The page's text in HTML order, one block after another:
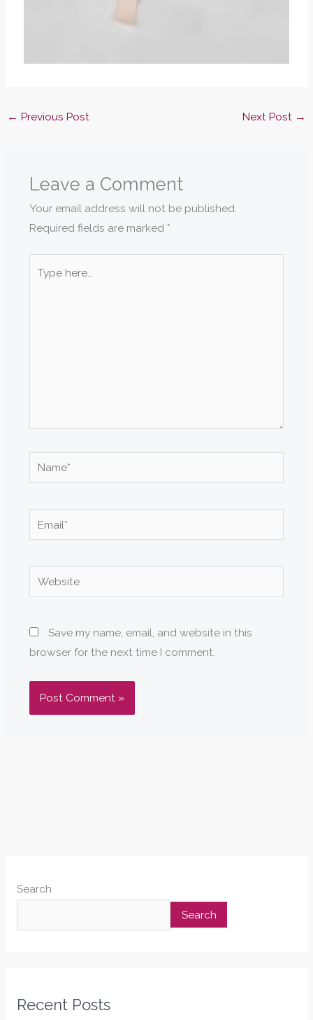
← Previous Post Next Post →
Leave a Comment
Your email address will not be published.
Required fields are marked *
here..
Name*
Email*
Website
Save my name, email, and website in this
browser for the next time I comment.
Search
Search
Recent Posts